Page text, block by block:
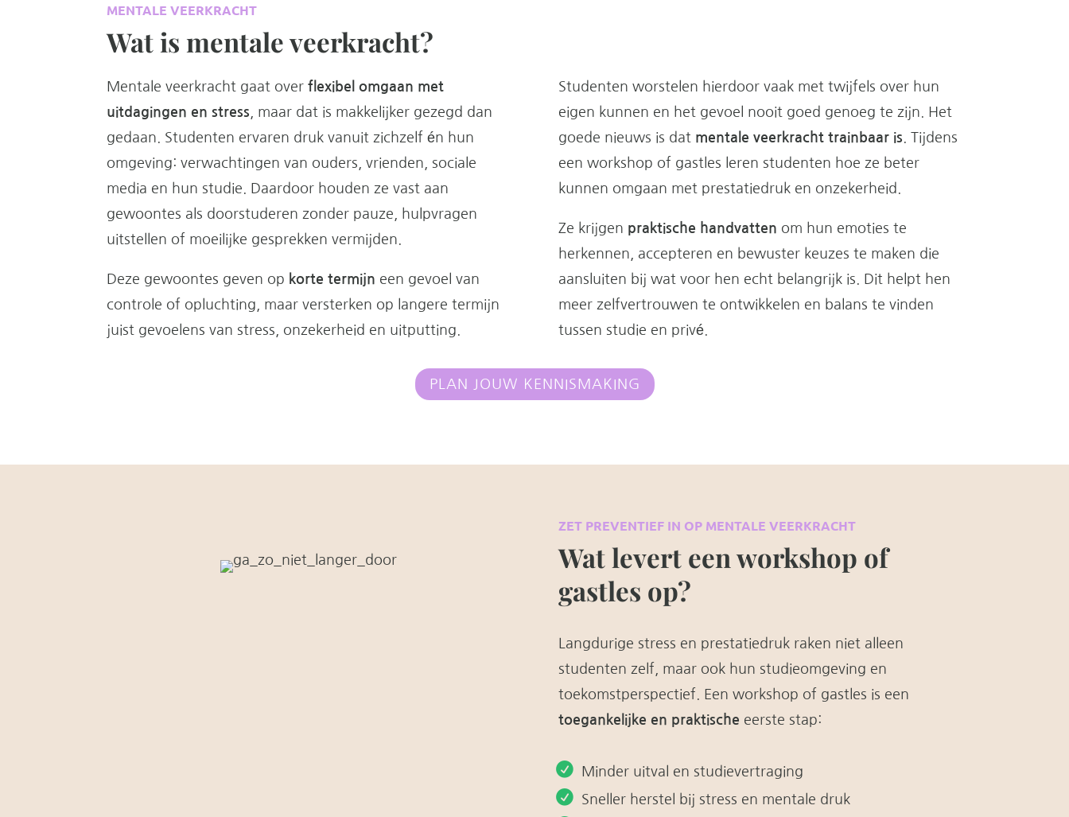
MENTALE VEERKRACHT
Wat is mentale veerkracht?
Mentale veerkracht gaat overflexibel omgaan met
uitdagingen en stress , maar dat is makkelijker gezegd dan
gedaan. Studenten ervaren druk vanuit zichzelf én hun
omgeving: verwachtingen van ouders, vrienden, sociale
media en hun studie. Daardoor houden ze vast aan
gewoontes als doorstuderen zonder pauze, hulpvragen
uitstellen of moeilijke gesprekken vermijden.
Deze gewoontes geven op korte termijn een gevoel van
controle of opluchting, maar versterken op langere termijn
juist gevoelens van stress, onzekerheid en uitputting.
Studenten worstelen hierdoor vaak met twijfels over hun
eigen kunnen en het gevoel nooit goed genoeg te zijn. Het
goede nieuws is dat mentale veerkracht trainbaar is . Tijdens
een workshop of gastles leren studenten hoe ze beter
kunnen omgaan met prestatiedruk en onzekerheid.
Ze krijgen praktische handvatten om hun emoties te
herkennen, accepteren en bewuster keuzes te maken die
aansluiten bij wat voor hen echt belangrijk is. Dit helpt hen
meer zelfvertrouwen te ontwikkelen en balans te vinden
tussen studie en privé.
PLAN JOUW KENNISMAKING
ZET PREVENTIEF IN OP MENTALE VEERKRACHT
Wat levert een workshop of
gastles op?
Langdurige stress en prestatiedruk raken niet alleen
studenten zelf, maar ook hun studieomgeving en
toekomstperspectief. Een workshop of gastles is een
toegankelijke en praktische eerste stap:
Minder uitval en studievertraging
Sneller herstel bij stress en mentale druk